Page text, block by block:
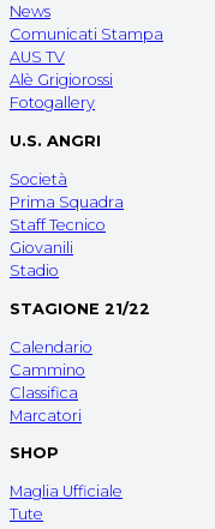
News
Comunicati Stampa
AUS TV
Alè Grigiorossi
Fotogallery
U.S. ANGRI
Società
Prima Squadra
Staff Tecnico
Giovanili
Stadio
STAGIONE 21/22
Calendario
Cammino
Classifica
Marcatori
SHOP
Maglia Ufficiale
Tute